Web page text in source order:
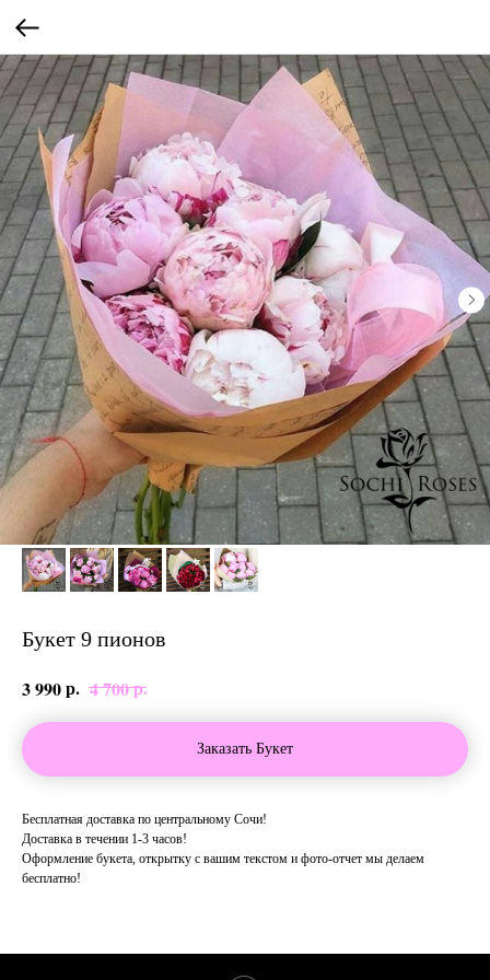
Букет 9 пионов
3 990р. 4 700р.
Заказать Букет
Бесплатная доставка по центральному Сочи!
Доставка в течении 1-3 часов!
Оформление букета, открытку с вашим текстом и фото-отчет мы делаем
бесплатно!